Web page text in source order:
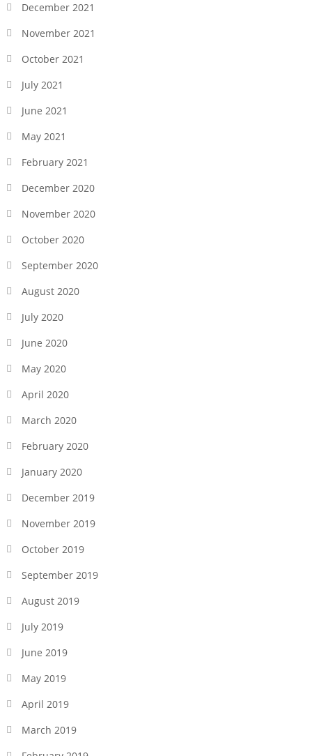
December 2021
November 2021
October 2021
July 2021
June 2021
May 2021
February 2021
December 2020
November 2020
October 2020
September 2020
August 2020
July 2020
June 2020
May 2020
April 2020
March 2020
February 2020
January 2020
December 2019
November 2019
October 2019
September 2019
August 2019
July 2019
June 2019
May 2019
April 2019
March 2019